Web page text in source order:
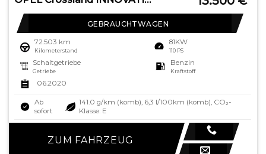
GEBRAUCHTWAGEN
72.503 km
Kilometerstand
81KW
110 PS
Schaltgetriebe
Getriebe
Benzin
Kraftstoff
06.2020
Ab
sofort
141.0 g/km (komb), 6,3 l/100km (komb), CO₂-
Klasse: E
ZUM FAHRZEUG